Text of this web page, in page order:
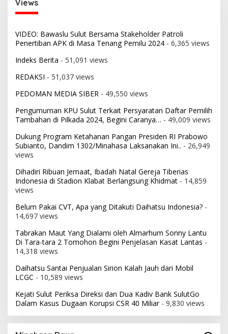
Views
VIDEO: Bawaslu Sulut Bersama Stakeholder Patroli
Penertiban APK di Masa Tenang Pemilu 2024 - 6,365 views
Indeks Berita - 51,091 views
REDAKSI - 51,037 views
PEDOMAN MEDIA SIBER - 49,550 views
Pengumuman KPU Sulut Terkait Persyaratan Daftar Pemilih
Tambahan di Pilkada 2024, Begini Caranya… - 49,009 views
Dukung Program Ketahanan Pangan Presiden RI Prabowo
Subianto, Dandim 1302/Minahasa Laksanakan Ini.. - 26,949
views
Dihadiri Ribuan Jemaat, Ibadah Natal Gereja Tiberias
Indonesia di Stadion Klabat Berlangsung Khidmat - 14,859
views
Belum Pakai CVT, Apa yang Ditakuti Daihatsu Indonesia? -
14,697 views
Tabrakan Maut Yang Dialami oleh Almarhum Sonny Lantu
Di Tara-tara 2 Tomohon Begini Penjelasan Kasat Lantas -
14,318 views
Daihatsu Santai Penjualan Sirion Kalah Jauh dari Mobil
LCGC - 10,589 views
Kejati Sulut Periksa Direksi dan Dua Kadiv Bank SulutGo
Dalam Kasus Dugaan Korupsi CSR 40 Miliar- 9,830 views